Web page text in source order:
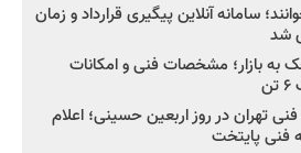
سامانه آنلاین پیگیری قرارداد و زمان
شد
به بازار؛ مشخصات فنی و امکانات
فنی تهران در روز اربعین حسینی؛ اعلام
فنی پایتخت